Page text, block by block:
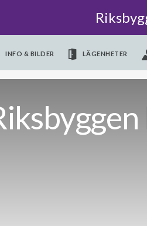
INFO & BILDER LÄGENHETER